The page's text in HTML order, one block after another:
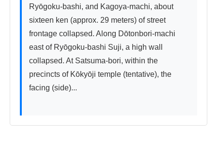
Ryōgoku-bashi, and Kagoya-machi, about
sixteen ken (approx. 29 meters) of street
frontage collapsed. Along Dōtonbori-machi
east of Ryōgoku-bashi Suji, a high wall
collapsed. At Satsuma-bori, within the
precincts of Kōkyōji temple (tentative), the
facing (side)...